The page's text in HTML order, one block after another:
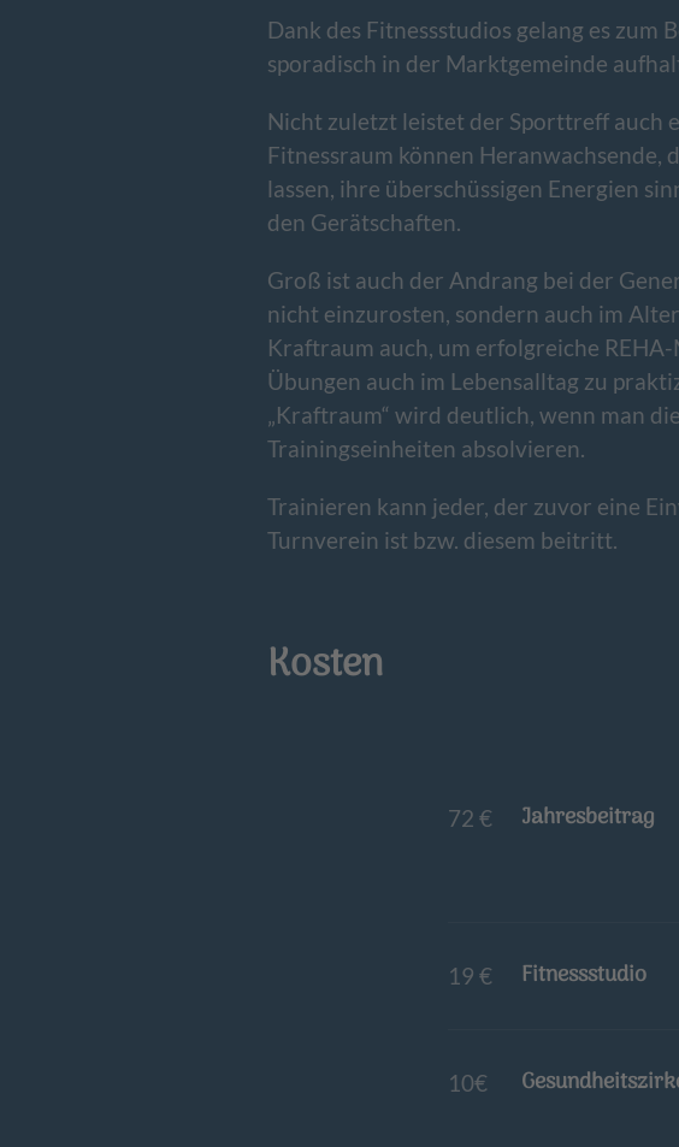
Dank des Fitnessstudios gelang es zum
sporadisch in der Marktgemeinde
Nicht zuletzt leistet der Sporttreff auch
Fitnessraum können Heranwachsende,
lassen, ihre überschüssigen Energien
den Gerätschaften.
Groß ist auch der Andrang bei der
nicht einzurosten, sondern auch im
Kraftraum auch, um erfolgreiche
Übungen auch im Lebensalltag zu
„Kraftraum“ wird deutlich, wenn man
Trainingseinheiten absolvieren.
Trainieren kann jeder, der zuvor eine
Turnverein ist bzw. diesem beitritt.
Kosten
72 € Jahresbeitrag
19 € Fitnessstudio
10€